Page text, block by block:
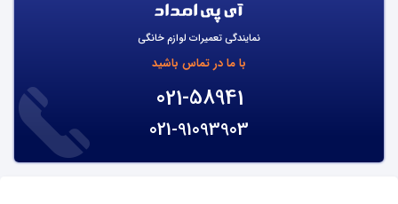
نمایندگی تعمیرات لوازم خانگی
با ما در تماس باشید
021-58941
021-91093903